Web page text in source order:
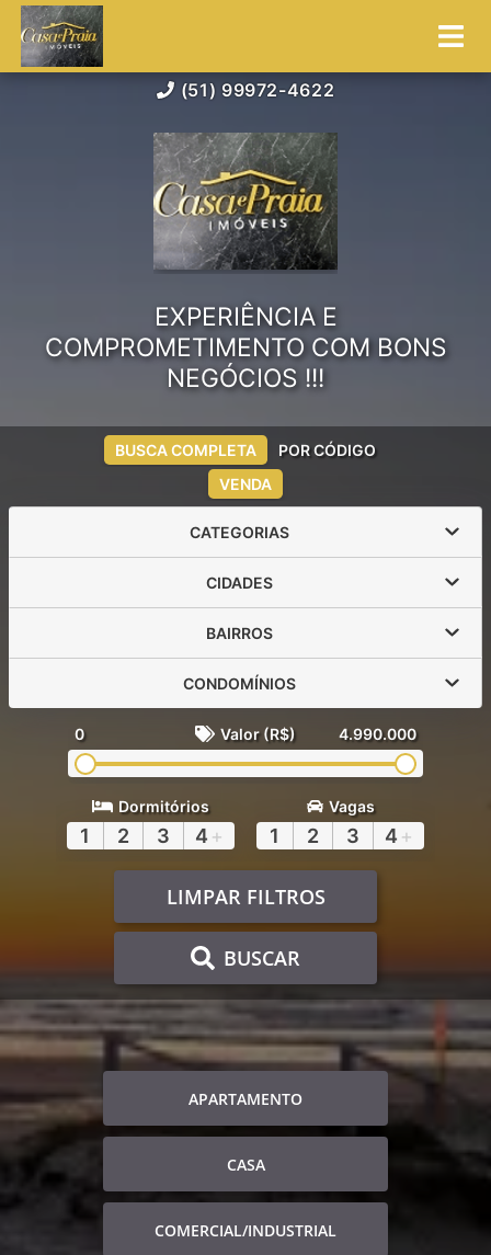
(51) 99972-4622
EXPERIÊNCIA E
COMPROMETIMENTO COM BONS
NEGÓCIOS !!!
VENDA
BUSCA COMPLETA POR CÓDIGO
CATEGORIAS
CIDADES
BAIRROS
CONDOMÍNIOS
0 Valor (R$) 4.990.000
Dormitórios
1 2 3 4 +
Vagas
1 2 3 4 +
LIMPAR FILTROS
BUSCAR
APARTAMENTO
CASA
COMERCIAL/INDUSTRIAL